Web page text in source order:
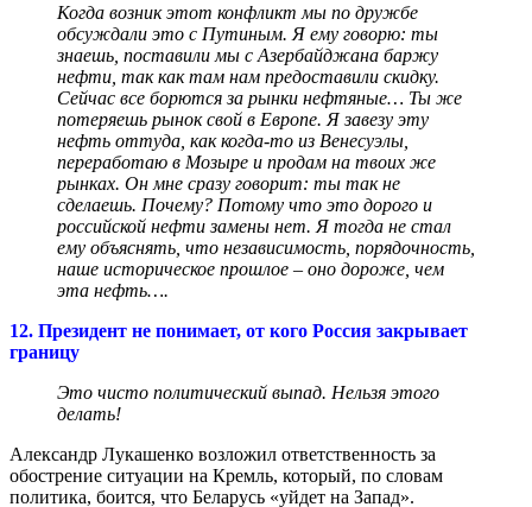
Когда возник этот конфликт мы по дружбе
обсуждали это с Путиным. Я ему говорю: ты
знаешь, поставили мы с Азербайджана баржу
нефти, так как там нам предоставили скидку.
Сейчас все борются за рынки нефтяные… Ты же
потеряешь рынок свой в Европе. Я завезу эту
нефть оттуда, как когда-то из Венесуэлы,
переработаю в Мозыре и продам на твоих же
рынках. Он мне сразу говорит: ты так не
сделаешь. Почему? Потому что это дорого и
российской нефти замены нет. Я тогда не стал
ему объяснять, что независимость, порядочность,
наше историческое прошлое – оно дороже, чем
эта нефть….
12. Президент не понимает, от кого Россия закрывает
границу
Это чисто политический выпад. Нельзя этого
делать!
Александр Лукашенко возложил ответственность за
обострение ситуации на Кремль, который, по словам
политика, боится, что Беларусь «уйдет на Запад».